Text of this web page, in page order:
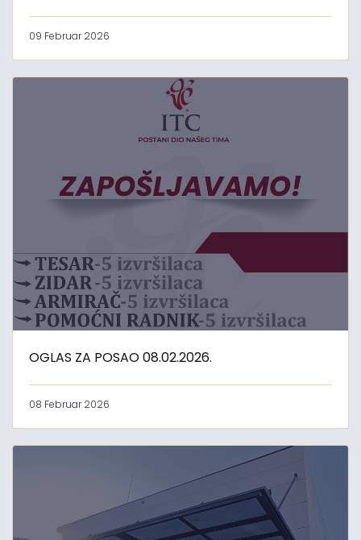
09 Februar 2026
OGLAS ZA POSAO 08.02.2026.
08 Februar 2026